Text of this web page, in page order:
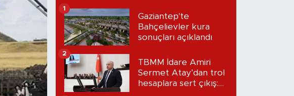
Gaziantep'te
Bahçelievler kura
sonuçları açıklandı
1
TBMM İdare Amiri
Sermet Atay’dan trol
hesaplara sert çıkış:
2